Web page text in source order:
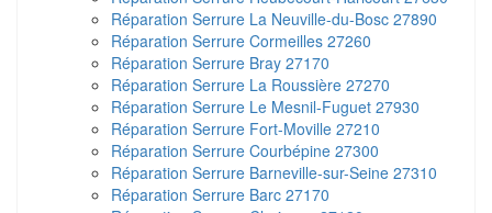
Réparation Serrure La Neuville-du-Bosc 27890
Réparation Serrure Cormeilles 27260
Réparation Serrure Bray 27170
Réparation Serrure La Roussière 27270
Réparation Serrure Le Mesnil-Fuguet 27930
Réparation Serrure Fort-Moville 27210
Réparation Serrure Courbépine 27300
Réparation Serrure Barneville-sur-Seine 27310
Réparation Serrure Barc 27170